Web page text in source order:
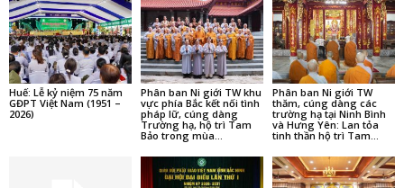
Huế: Lễ kỷ niệm 75 năm
GĐPT Việt Nam (1951 –
2026)
Phân ban Ni giới TW khu
vực phía Bắc kết nối tình
pháp lữ, cúng dàng
Trường hạ, hộ trì Tam
Bảo trong mùa...
Phân ban Ni giới TW
thăm, cúng dàng các
trường hạ tại Ninh Bình
và Hưng Yên: Lan tỏa
tinh thần hộ trì Tam...